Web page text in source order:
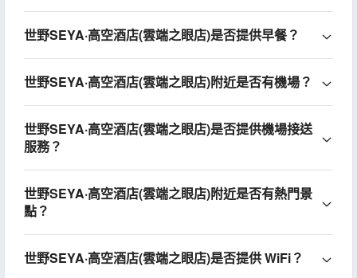
世野SEYA·高空酒店(雲端之眼店)是否提供早餐？
世野SEYA·高空酒店(雲端之眼店)附近是否有機場？
世野SEYA·高空酒店(雲端之眼店)是否提供機場接送
服務？
世野SEYA·高空酒店(雲端之眼店)附近是否有熱門景
點？
世野SEYA·高空酒店(雲端之眼店)是否提供 WiFi？